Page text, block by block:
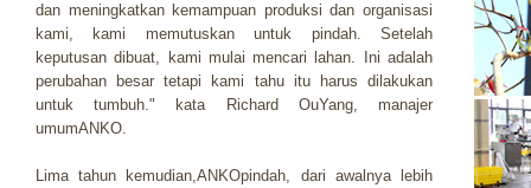
dan meningkatkan kemampuan produksi dan organisasi
kami, kami memutuskan untuk pindah. Setelah
keputusan dibuat, kami mulai mencari lahan. Ini adalah
perubahan besar tetapi kami tahu itu harus dilakukan
untuk tumbuh." kata Richard OuYang, manajer
umumANKO.
Lima tahun kemudian,ANKOpindah, dari awalnya lebih